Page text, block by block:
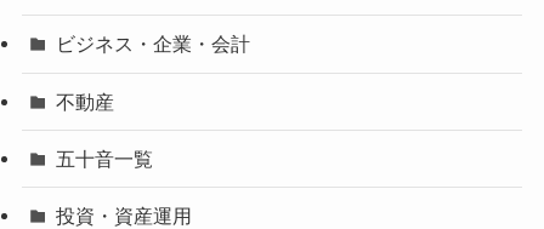
ビジネス・企業・会計
不動産
五十音一覧
投資・資産運用